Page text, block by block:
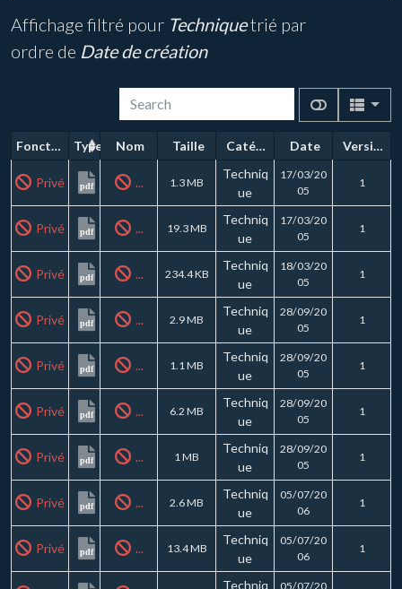
Affichage filtré pour Techniquetrié par
ordre de Date de création
Fonctions Type Nom Taille Catégorie Date Version
Privé pdf ... 1.3 MB
Techniq
ue
17/03/20
05
1
Privé pdf ... 19.3 MB
Techniq
ue
17/03/20
05
1
Privé pdf ... 234.4 KB
Techniq
ue
18/03/20
05
1
Privé pdf ... 2.9 MB
Techniq
ue
28/09/20
05
1
Privé pdf ... 1.1 MB
Techniq
ue
28/09/20
05
1
Privé pdf ... 6.2 MB
Techniq
ue
28/09/20
05
1
Privé pdf ... 1 MB
Techniq
ue
28/09/20
05
1
Privé pdf ... 2.6 MB
Techniq
ue
05/07/20
06
1
Privé pdf ... 13.4 MB
Techniq
ue
05/07/20
06
1
Techniq 05/07/20